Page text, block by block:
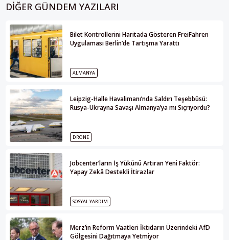
DIĞER GÜNDEM YAZILARI
Bilet Kontrollerini Haritada Gösteren FreiFahren
Uygulaması Berlin’de Tartışma Yarattı
ALMANYA
Leipzig-Halle Havalimanı’nda Saldırı Teşebbüsü:
Rusya-Ukrayna Savaşı Almanya’ya mı Sıçrıyordu?
DRONE
Jobcenter’ların İş Yükünü Artıran Yeni Faktör:
Yapay Zekâ Destekli İtirazlar
SOSYAL YARDIM
Merz’in Reform Vaatleri İktidarın Üzerindeki AfD
Gölgesini Dağıtmaya Yetmiyor